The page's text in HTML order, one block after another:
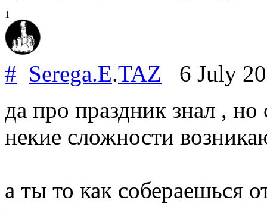
1
# Serega.E.TAZ 6 July
да про праздник знал ,
некие сложности
а ты то как собераешься